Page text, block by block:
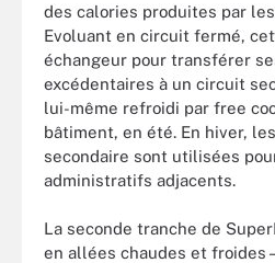
des calories produites par
Evoluant en circuit fermé,
échangeur pour transférer
excédentaires à un circuit
lui-même refroidi par free
bâtiment, en été. En hiver,
secondaire sont utilisées
administratifs adjacents.
La seconde tranche de
en allées chaudes et froides